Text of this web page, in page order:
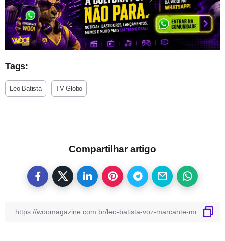
Tags:
Léo Batista TV Globo
Compartilhar artigo